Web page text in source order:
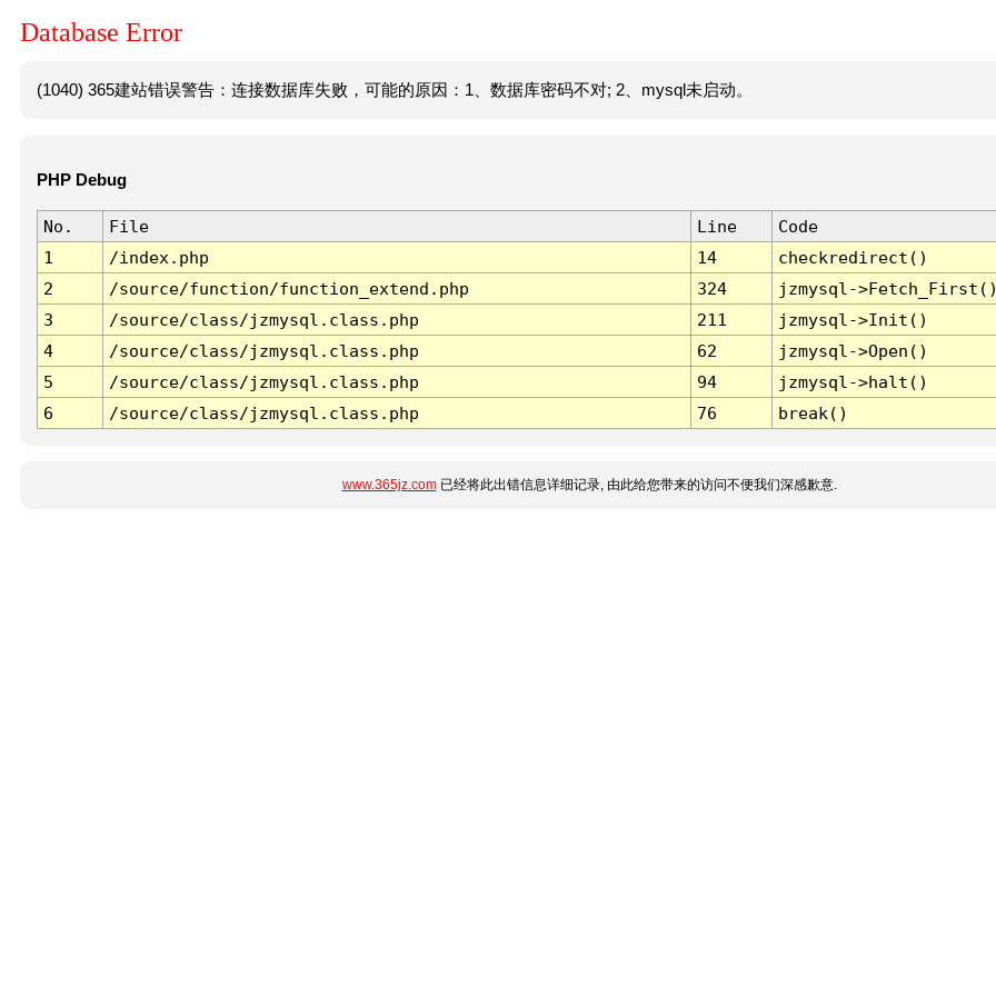
Database Error
(1040) 365建站错误警告：连接数据库失败，可能的原因：1、数据库密码不对; 2、mysql未启动。
PHP Debug
No. File Line
Code
1
/index.php 14
checkredirect()
2
/source/function/function_extend.php 324
jzmysql-
3
/source/class/jzmysql.class.php 211
jzmysql->Init()
4
/source/class/jzmysql.class.php 62
jzmysql->Open()
5
/source/class/jzmysql.class.php 94
jzmysql->halt()
6
/source/class/jzmysql.class.php 76 break()
www.365jz.com已经将此出错信息详细记录, 由此给您带来的访问不便我们深感歉意.